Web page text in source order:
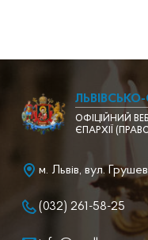
ОФІЦІЙНИЙ
ЄПАРХІЇ
м. Львів, вул.
(032) 261-58-25